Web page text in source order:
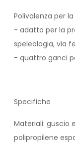
Polivalenza per
- adatto per la
speleologia, via
- quattro ganci
Specifiche
Materiali: guscio
polipropilene